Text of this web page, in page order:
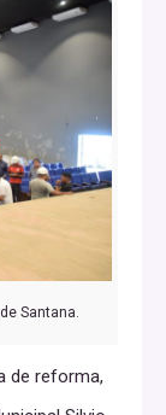
Santana.
de reforma,